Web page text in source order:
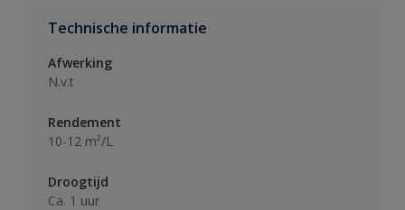
Technische informatie
Afwerking
N.v.t
Rendement
10-12 m²/L
Droogtijd
Ca. 1 uur